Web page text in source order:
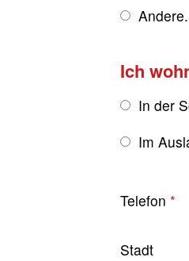
Ich
In der
Im
Telefon
Stadt